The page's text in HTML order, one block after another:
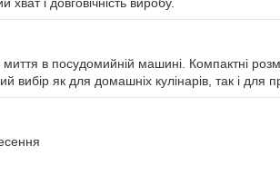
і довговічність виробу.
в посудомийній машині. Компактні
вибір як для домашніх кулінарів, так і для